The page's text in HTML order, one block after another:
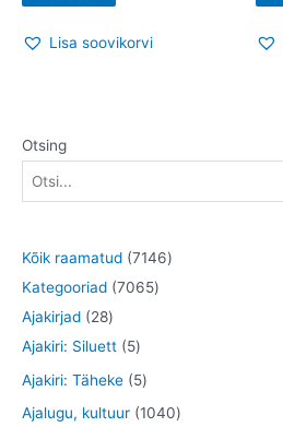
Lisa soovikorvi
Otsing
Kõik raamatud 71467
o
Kategooriad 70657
t
Ajakirjad 282
8
t
Ajakiri: Siluett 55
t
o
Ajakiri: Täheke 55
t
Ajalugu, kultuur 10401